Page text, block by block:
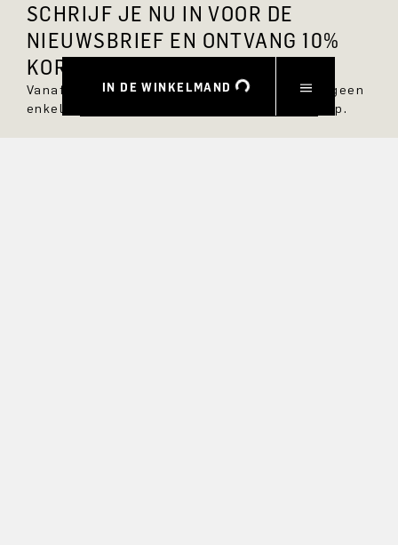
IN DE WINKELMAND
SCHRIJF JE NU IN VOOR DE
NIEUWSBRIEF EN ONTVANG 10%
KORTING.
Vanaf nu ben je altijd op de hoogte en mis je geen
enkele nieuwe stijl in de DRYKORN online shop.